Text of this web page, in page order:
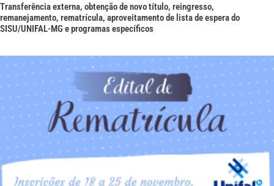
Transferência externa, obtenção de novo título, reingresso,
remanejamento, rematrícula, aproveitamento de lista de espera do
SISU/UNIFAL-MG e programas específicos